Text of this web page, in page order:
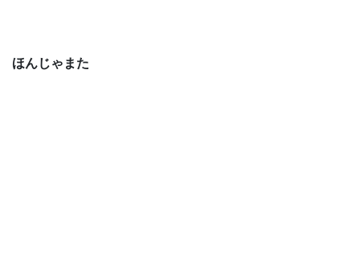
ほんじゃまた